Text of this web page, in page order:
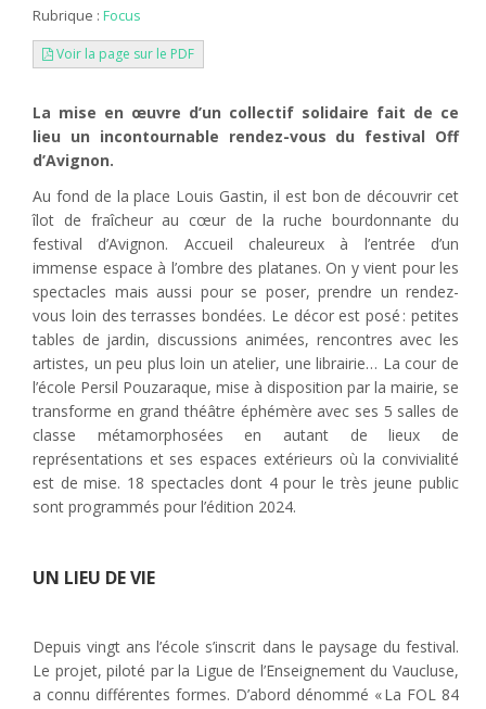
Rubrique : Focus
Voir la page sur le PDF
La mise en œuvre d’un collectif solidaire fait de ce
lieu un incontournable rendez-vous du festival Off
d’Avignon.
Au fond de la place Louis Gastin, il est bon de découvrir cet
îlot de fraîcheur au cœur de la ruche bourdonnante du
festival d’Avignon. Accueil chaleureux à l’entrée d’un
immense espace à l’ombre des platanes. On y vient pour les
spectacles mais aussi pour se poser, prendre un rendez-
vous loin des terrasses bondées. Le décor est posé : petites
tables de jardin, discussions animées, rencontres avec les
artistes, un peu plus loin un atelier, une librairie… La cour de
l’école Persil Pouzaraque, mise à disposition par la mairie, se
transforme en grand théâtre éphémère avec ses 5 salles de
classe métamorphosées en autant de lieux de
représentations et ses espaces extérieurs où la convivialité
est de mise. 18 spectacles dont 4 pour le très jeune public
sont programmés pour l’édition 2024.
UN LIEU DE VIE
Depuis vingt ans l’école s’inscrit dans le paysage du festival.
Le projet, piloté par la Ligue de l’Enseignement du Vaucluse,
a connu différentes formes. D’abord dénommé « La FOL 84